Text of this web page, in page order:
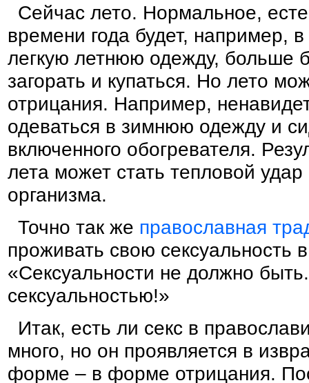
Сейчас лето. Нормальное,
времени года будет, например,
легкую летнюю одежду, больше
загорать и купаться. Но лето
отрицания. Например,
одеваться в зимнюю одежду и
включенного обогревателя.
лета может стать тепловой
организма.
Точно так же православная
проживать свою сексуальность
«Сексуальности не должно
сексуальностью!»
Итак, есть ли секс в
много, но он проявляется в
форме – в форме отрицания.